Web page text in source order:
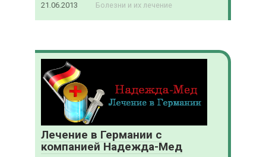
21.06.2013 Болезни и их лечение
Лечение в Германии с
компанией Надежда-Мед